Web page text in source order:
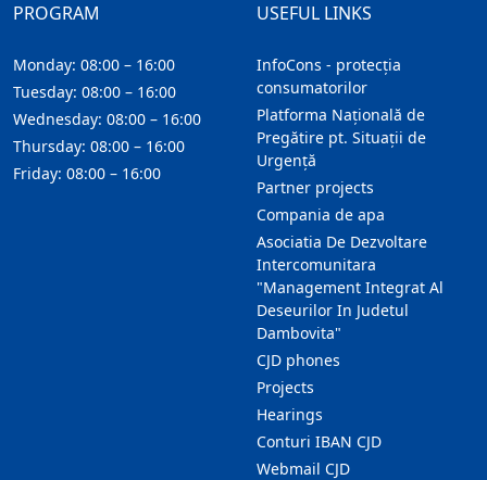
USEFUL LINKS
InfoCons - protecția
consumatorilor
Platforma Națională de
Pregătire pt. Situații de
Urgență
Partner projects
Compania de apa
Asociatia De Dezvoltare
Intercomunitara
"Management Integrat Al
Deseurilor In Judetul
Dambovita"
CJD phones
Projects
Hearings
Conturi IBAN CJD
Webmail CJD
PROGRAM
Monday: 08:00 – 16:00
Tuesday: 08:00 – 16:00
Wednesday: 08:00 – 16:00
Thursday: 08:00 – 16:00
Friday: 08:00 – 16:00